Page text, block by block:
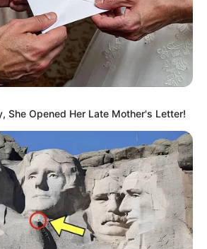
She Opened Her Late Mother's Letter!